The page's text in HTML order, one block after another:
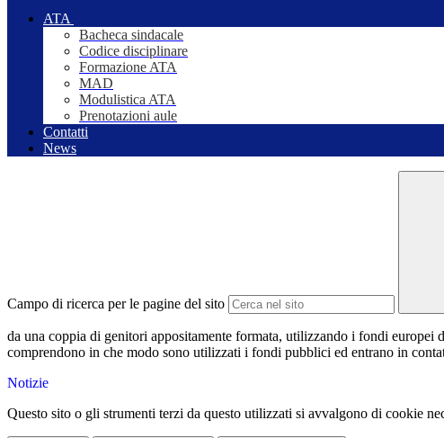
ATA
Bacheca sindacale
Codice disciplinare
Formazione ATA
MAD
Modulistica ATA
Prenotazioni aule
Contatti
News
Campo di ricerca per le pagine del sito
da una coppia di genitori appositamente formata, utilizzando i fondi
comprendono in che modo sono utilizzati i fondi pubblici ed entrano in
Notizie
Questo sito o gli strumenti terzi da questo utilizzati si avvalgono di cookie